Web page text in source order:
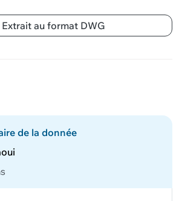
Extrait au format DWG
de la donnée